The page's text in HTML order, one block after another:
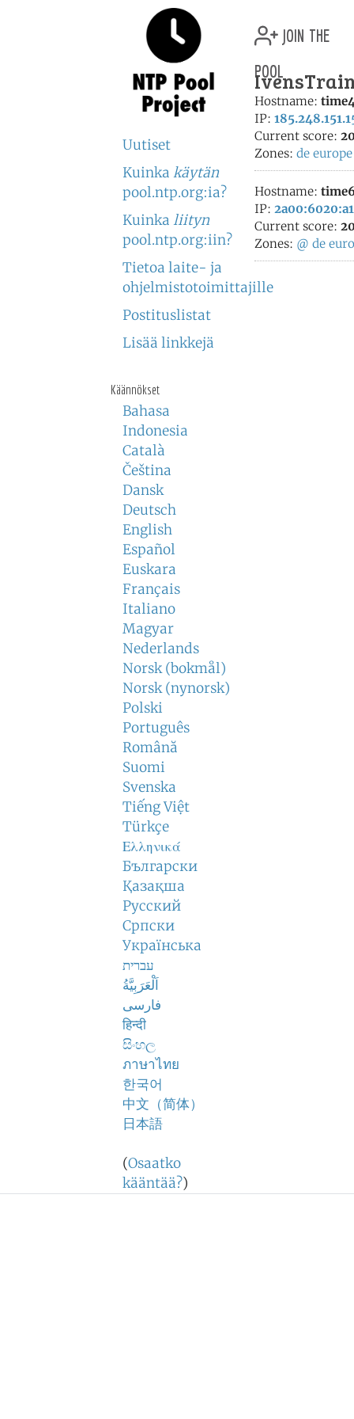
Uutiset
Kuinka käytän
pool.ntp.org:ia?
Kuinka liityn
pool.ntp.org:iin?
Tietoa laite- ja
ohjelmistotoimittajille
Postituslistat
Lisää linkkejä
Käännökset
Bahasa
Indonesia
Català
Čeština
Dansk
Deutsch
English
Español
Euskara
Français
Italiano
Magyar
Nederlands
Norsk (bokmål)
Norsk (nynorsk)
Polski
Português
Română
Suomi
Svenska
Tiếng Việt
Türkçe
Ελληνικά
Български
Қазақша
Русский
Српски
Українська
עברית
اَلْعَرَبِيَّةُ
فارسی
हिन्दी
සිංහල
ภาษาไทย
한국어
中文（简体）
日本語
(Osaatko
kääntää?)
join the
pool
Hostname:
IP:
Current score:
Zones: de europe
Hostname:
IP:
Current score:
Zones: @ de